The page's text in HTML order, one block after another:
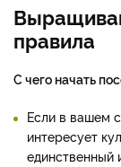
правила
С чего начать
Если в вашем
интересует
единственный